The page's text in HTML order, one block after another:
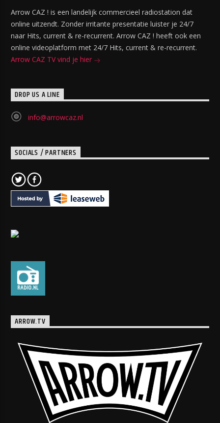
Arrow CAZ ! is een landelijk commercieel radiostation dat
online uitzendt. Zonder irritante presentatie luister je 24/7
naar Hits, current & re-recurrent. Arrow CAZ ! heeft ook een
online videoplatform met 24/7 Hits, current & re-recurrent.
Arrow CAZ TV vind je hier
DROP US A LINE
info@arrowcaz.nl
SOCIALS / PARTNERS
ARROW.TV